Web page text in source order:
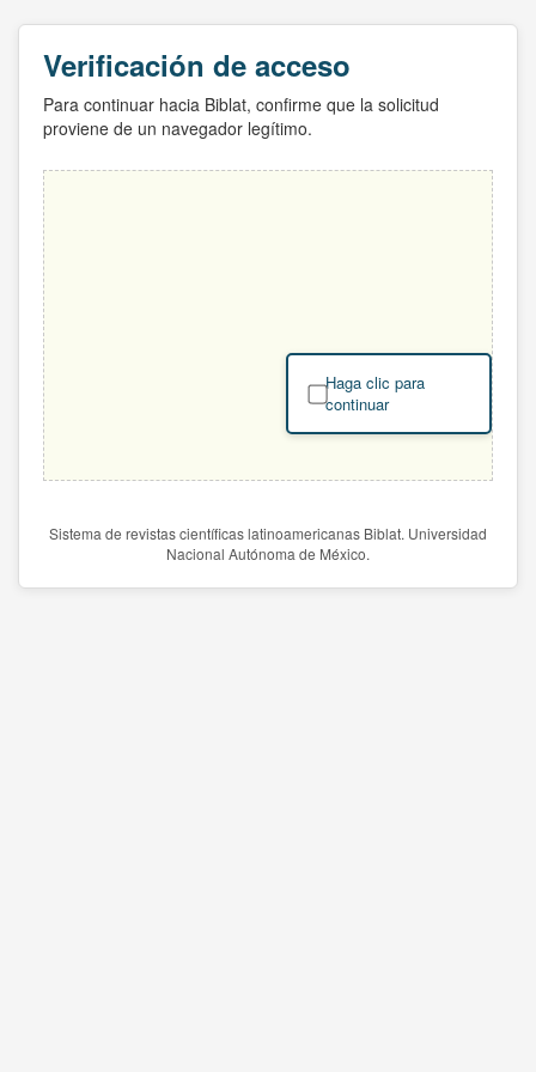
Verificación de acceso
Para continuar hacia Biblat, confirme que la solicitud
proviene de un navegador legítimo.
Haga clic para
continuar
Sistema de revistas científicas latinoamericanas Biblat. Universidad
Nacional Autónoma de México.